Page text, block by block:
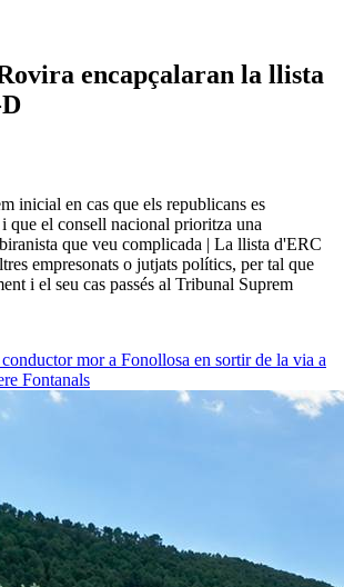
encapçalaran la llista
inicial en cas que els republicans es
que el consell nacional prioritza una
que veu complicada | La llista d'ERC
empresonats o jutjats polítics, per tal que
i el seu cas passés al Tribunal Suprem
mor a Fonollosa en sortir de la via a
Fontanals